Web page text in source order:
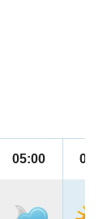
05:00 06:00